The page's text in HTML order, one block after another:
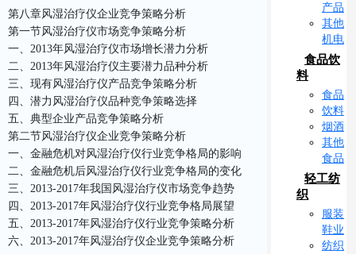
第八章风湿治疗仪企业竞争策略分析
第一节风湿治疗仪市场竞争策略分析
一、2013年风湿治疗仪市场增长潜力分析
二、2013年风湿治疗仪主要潜力品种分析
三、现有风湿治疗仪产品竞争策略分析
四、潜力风湿治疗仪品种竞争策略选择
五、典型企业产品竞争策略分析
第二节风湿治疗仪企业竞争策略分析
一、金融危机对风湿治疗仪行业竞争格局的影响
二、金融危机后风湿治疗仪行业竞争格局的变化
三、2013-2017年我国风湿治疗仪市场竞争趋势
四、2013-2017年风湿治疗仪行业竞争格局展望
五、2013-2017年风湿治疗仪行业竞争策略分析
六、2013-2017年风湿治疗仪企业竞争策略分析
产品
其他
机电
食品饮
料
食品
饮料
烟酒
其他
食品
轻工纺
织
服装
鞋业
纺织